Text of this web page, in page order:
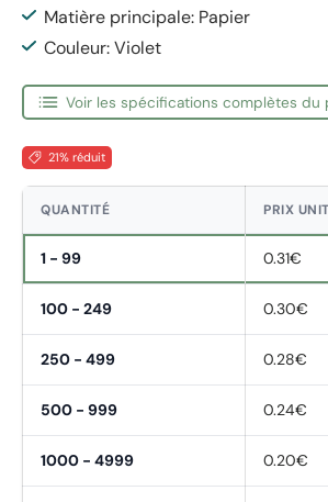
Matière principale: Papier
Couleur: Violet
Voir les spécifications complètes du
21% réduit
QUANTITÉ PRIX
1 - 99 0.31€
100 - 249 0.30€
250 - 499 0.28€
500 - 999 0.24€
1000 - 4999 0.20€